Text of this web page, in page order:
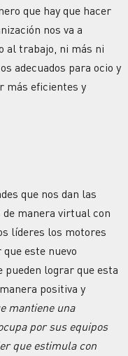
que hay que hacer
nos va a
al trabajo, ni más ni
adecuados para ocio y
más eficientes y
que nos dan las
manera virtual con
líderes los motores
este nuevo
pueden lograr que esta
positiva y
mantiene una
por sus equipos
que estimula con